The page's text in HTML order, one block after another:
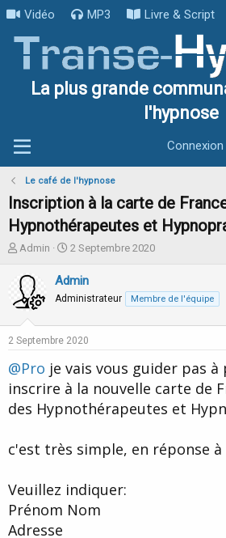
Vidéo MP3 Livre & Script
La plus grande
l'hypnose
Connexion
Le café de l'hypnose
Inscription à la carte de
Hypnothérapeutes et
I
i
t
i
t
u
d
e
d
c
u
s
Admin
D
t
d
d
b
t
2 Septembre 2020
Admin
Administrateur Membre de l'équipe
2 Septembre 2020
@Pro je vais vous guider pas à
inscrire à la nouvelle carte de
des Hypnothérapeutes et
c'est très simple, en réponse à
Veuillez indiquer:
Prénom Nom
Adresse